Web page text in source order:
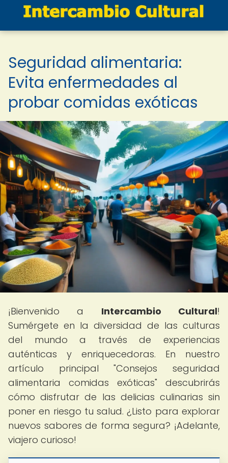
Seguridad alimentaria:
Evita enfermedades al
probar comidas exóticas
¡Bienvenido a Intercambio Cultural!
Sumérgete en la diversidad de las culturas
del mundo a través de experiencias
auténticas y enriquecedoras. En nuestro
artículo principal "Consejos seguridad
alimentaria comidas exóticas" descubrirás
cómo disfrutar de las delicias culinarias sin
poner en riesgo tu salud. ¿Listo para explorar
nuevos sabores de forma segura? ¡Adelante,
viajero curioso!